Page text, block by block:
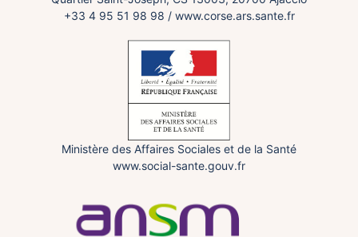
+33 4 95 51 98 98 / www.corse.ars.sante.fr
Ministère des Affaires Sociales et de la Santé
www.social-sante.gouv.fr